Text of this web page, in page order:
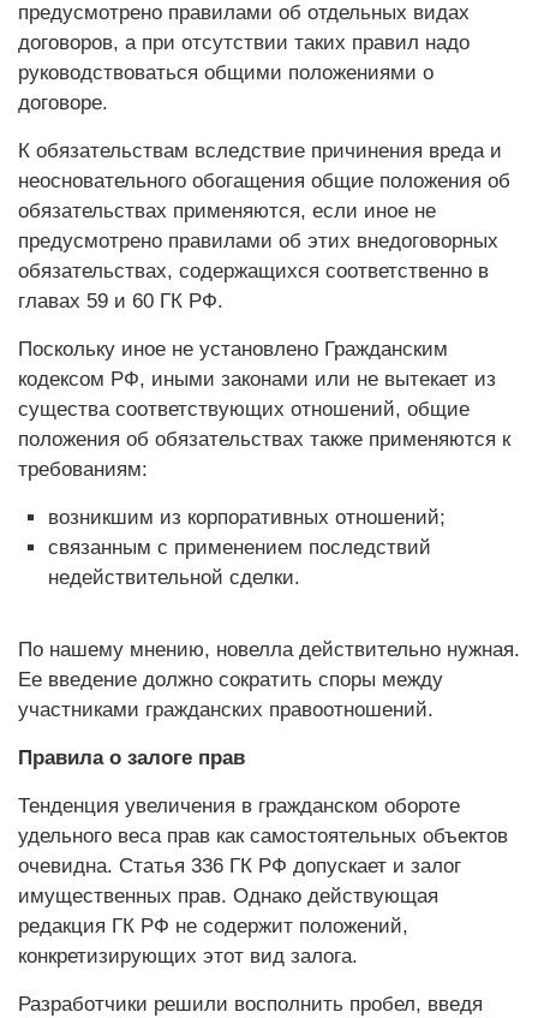
предусмотрено правилами об отдельных видах
договоров, а при отсутствии таких правил надо
руководствоваться общими положениями о
договоре.
К обязательствам вследствие причинения вреда и
неосновательного обогащения общие положения об
обязательствах применяются, если иное не
предусмотрено правилами об этих внедоговорных
обязательствах, содержащихся соответственно в
главах 59 и 60 ГК РФ.
Поскольку иное не установлено Гражданским
кодексом РФ, иными законами или не вытекает из
существа соответствующих отношений, общие
положения об обязательствах также применяются к
требованиям:
возникшим из корпоративных отношений;
связанным с применением последствий
недействительной сделки.
По нашему мнению, новелла действительно нужная.
Ее введение должно сократить споры между
участниками гражданских правоотношений.
Правила о залоге прав
Тенденция увеличения в гражданском обороте
удельного веса прав как самостоятельных объектов
очевидна. Статья 336 ГК РФ допускает и залог
имущественных прав. Однако действующая
редакция ГК РФ не содержит положений,
конкретизирующих этот вид залога.
Разработчики решили восполнить пробел, введя